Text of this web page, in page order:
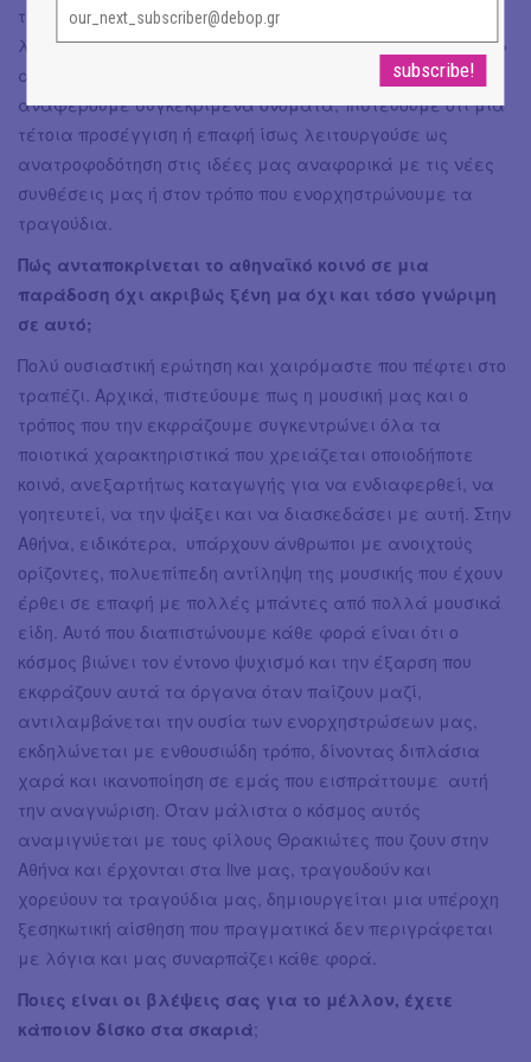
της παραδοσιακής μουσικής σκηνής. Αυτό που ίσως μας
λείπει είναι η συνύπαρξη με μουσικούς που «κατάγονται»
από άλλα μουσικά είδη. Χωρίς να είμαστε σε θέση να
αναφέρουμε συγκεκριμένα ονόματα, πιστεύουμε ότι μια
τέτοια προσέγγιση ή επαφή ίσως λειτουργούσε ως
ανατροφοδότηση στις ιδέες μας αναφορικά με τις νέες
συνθέσεις μας ή στον τρόπο που ενορχηστρώνουμε τα
τραγούδια.
Πώς ανταποκρίνεται το αθηναϊκό κοινό σε μια
παράδοση όχι ακριβώς ξένη μα όχι και τόσο γνώριμη
σε αυτό;
Πολύ ουσιαστική ερώτηση και χαιρόμαστε που πέφτει στο
τραπέζι. Αρχικά, πιστεύουμε πως η μουσική μας και ο
τρόπος που την εκφράζουμε συγκεντρώνει όλα τα
ποιοτικά χαρακτηριστικά που χρειάζεται οποιοδήποτε
κοινό, ανεξαρτήτως καταγωγής για να ενδιαφερθεί, να
γοητευτεί, να την ψάξει και να διασκεδάσει με αυτή. Στην
Αθήνα, ειδικότερα, υπάρχουν άνθρωποι με ανοιχτούς
ορίζοντες, πολυεπίπεδη αντίληψη της μουσικής που έχουν
έρθει σε επαφή με πολλές μπάντες από πολλά μουσικά
είδη. Αυτό που διαπιστώνουμε κάθε φορά είναι ότι ο
κόσμος βιώνει τον έντονο ψυχισμό και την έξαρση που
εκφράζουν αυτά τα όργανα όταν παίζουν μαζί,
αντιλαμβάνεται την ουσία των ενορχηστρώσεων μας,
εκδηλώνεται με ενθουσιώδη τρόπο, δίνοντας διπλάσια
χαρά και ικανοποίηση σε εμάς που εισπράττουμε αυτή
την αναγνώριση. Όταν μάλιστα ο κόσμος αυτός
αναμιγνύεται με τους φίλους Θρακιώτες που ζουν στην
Αθήνα και έρχονται στα live μας, τραγουδούν και
χορεύουν τα τραγούδια μας, δημιουργείται μια υπέροχη
ξεσηκωτική αίσθηση που πραγματικά δεν περιγράφεται
με λόγια και μας συναρπάζει κάθε φορά.
Ποιες είναι οι βλέψεις σας για το μέλλον, έχετε
κάποιον δίσκο στα σκαριά;